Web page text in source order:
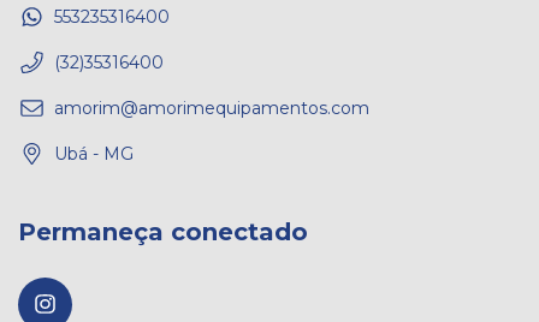
553235316400
(32)35316400
amorim@amorimequipamentos.com
Ubá - MG
Permaneça conectado